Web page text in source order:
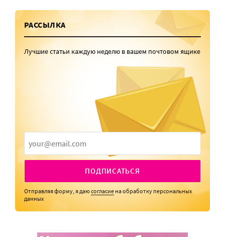
РАССЫЛКА
Лучшие статьи каждую неделю в вашем почтовом ящике
ПОДПИСАТЬСЯ
Отправляя форму, я даюсогласие на обработку персональных
данных